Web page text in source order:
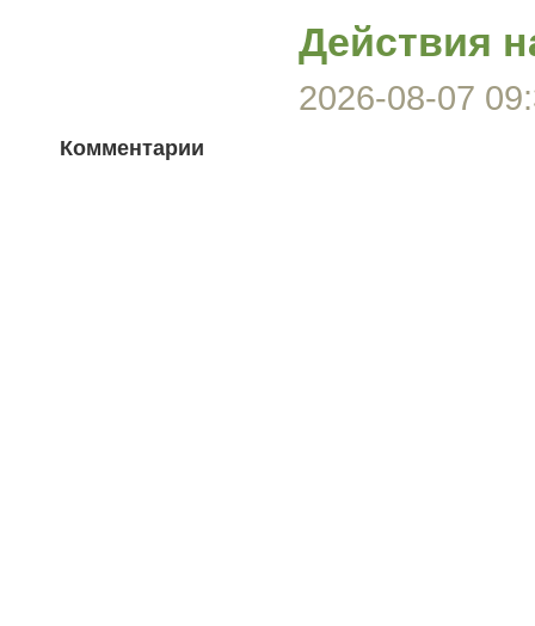
Действия
2026-08-07
Комментарии